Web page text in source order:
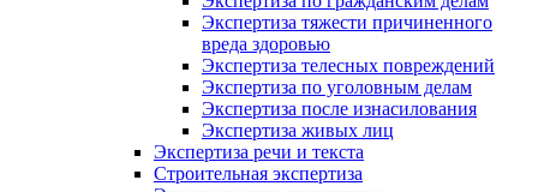
Экспертиза тяжести причиненного
вреда здоровью
Экспертиза телесных повреждений
Экспертиза по уголовным делам
Экспертиза после изнасилования
Экспертиза живых лиц
Экспертиза речи и текста
Строительная экспертиза